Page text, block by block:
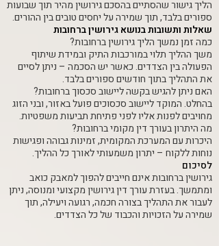
הליך גישור שהסתיים בהסכם גירושין מהיר תוך שבועות
ספורים בלבד, תוך שמירה על יחסים טובים בין ההורים.
שאלות ותשובות בנושא גירושין ברחובות
כמה זמן נמשך הליך גירושין ברחובות?
משך ההליך תלוי במורכבות התיק ובמידת שיתוף
הפעולה בין הצדדים. כאשר יש הסכמה – ניתן לסיים
את התהליך בתוך חודשים ספורים בלבד.
האם ניתן להגיש בקשה ליישוב סכסוך ברחובות?
בהחלט. המוקד ליישוב סכסוכים פועל באזור, ובני הזוג
מחויבים לפנות אליו לפני פתיחת תביעות משפטיות.
מה היתרון בעורך דין מקומי ברחובות?
היכרות עם המערכת המקומית, זמינות גבוהה ופגישות
נוחות ללקוח – יתרון משמעותי לאורך כל ההליך.
לסיכום
גירושין ברחובות אינם חייבים להפוך למאבק כואב
ומתמשך. בעזרת עורך דין גירושין מקצועי ומנוסה, ניתן
לעבור את התהליך בצורה חכמה, רגועה ויעילה, תוך
שמירה על הזכויות והכבוד של כל הצדדים.